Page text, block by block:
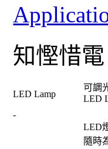
知慳惜電
LED Lamp
可調
LED
-
LED
隨時